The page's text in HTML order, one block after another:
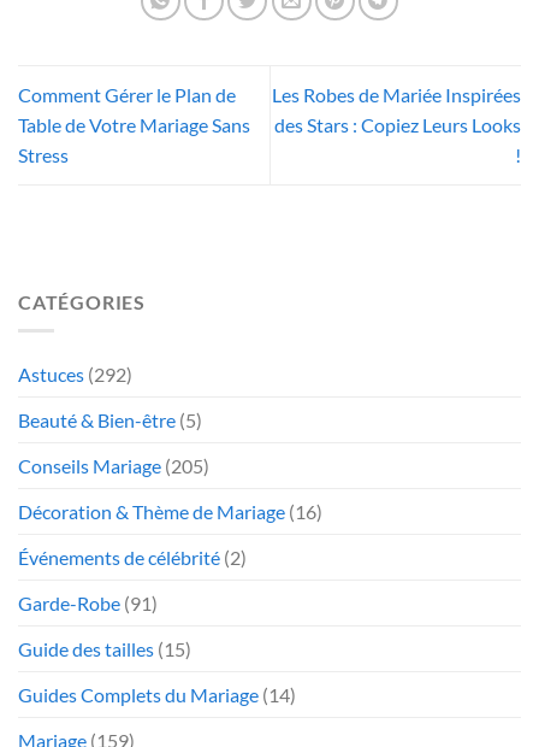
Comment Gérer le Plan de
Table de Votre Mariage Sans
Stress
Les Robes de Mariée Inspirées
des Stars : Copiez Leurs Looks
!
CATÉGORIES
Astuces (292)
Beauté & Bien-être (5)
Conseils Mariage (205)
Décoration & Thème de Mariage (16)
Événements de célébrité (2)
Garde-Robe (91)
Guide des tailles (15)
Guides Complets du Mariage (14)
Mariage (159)